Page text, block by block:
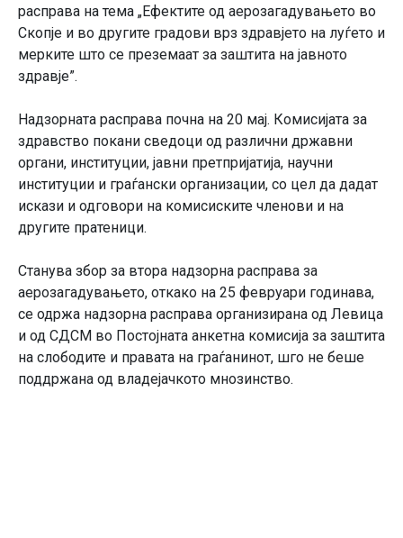
расправа на тема „Ефектите од аерозагадувањето во
Скопје и во другите градови врз здравјето на луѓето и
мерките што се преземаат за заштита на јавното
здравје”.
Надзорната расправа почна на 20 мај. Комисијата за
здравство покани сведоци од различни државни
органи, институции, јавни претпријатија, научни
институции и граѓански организации, со цел да дадат
искази и одговори на комисиските членови и на
другите пратеници.
Станува збор за втора надзорна расправа за
аерозагадувањето, откако на 25 февруари годинава,
се одржа надзорна расправа организирана од Левица
и од СДСМ во Постојната анкетна комисија за заштита
на слободите и правата на граѓанинот, шго не беше
поддржана од владејачкото мнозинство.